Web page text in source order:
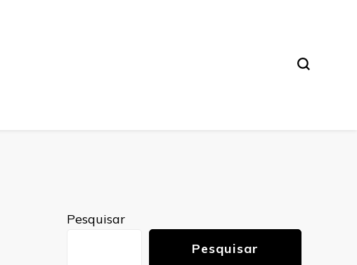
Pesquisar
Pesquisar